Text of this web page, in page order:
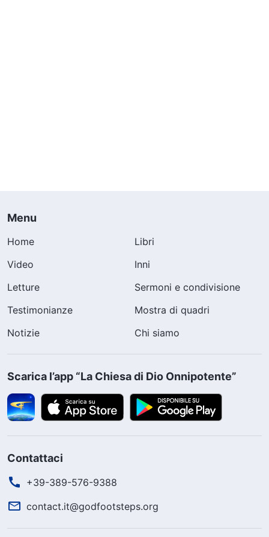
Menu
Home
Libri
Video
Inni
Letture
Sermoni e condivisione
Testimonianze
Mostra di quadri
Notizie
Chi siamo
Scarica l’app “La Chiesa di Dio Onnipotente”
Contattaci
+39-389-576-9388
contact.it@godfootsteps.org